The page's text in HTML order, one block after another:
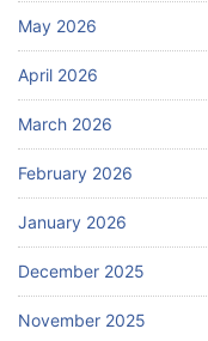
May 2026
April 2026
March 2026
February 2026
January 2026
December 2025
November 2025